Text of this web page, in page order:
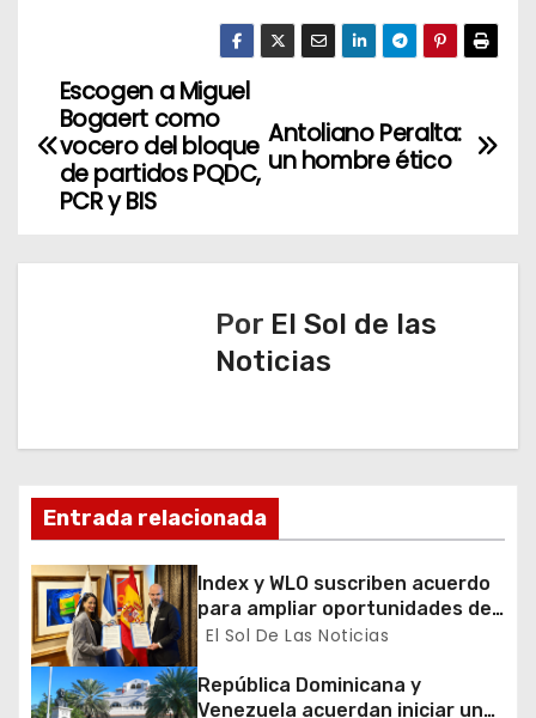
N
a
e
i
ó
n
d
e
e
Antoliano Peralta:
un hombre ético
Escogen a Miguel
Bogaert como
vocero del bloque
de partidos PQDC,
PCR y BIS
Por El Sol de las
Noticias
Entrada relacionada
Index y WLO suscriben acuerdo
para ampliar oportunidades de
formación de dominicanos en el
El Sol De Las Noticias
República Dominicana y
Venezuela acuerdan iniciar un